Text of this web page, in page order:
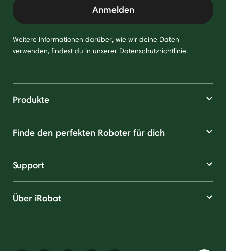
Anmelden
Weitere Informationen darüber, wie wir deine Daten
verwenden, findest du in unserer Datenschutzrichtlinie.
Produkte
Finde den perfekten Roboter für dich
Support
Über iRobot